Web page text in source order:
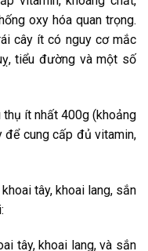
oxy hóa quan trọng.
cây ít có nguy cơ mắc
tiểu đường và một số
thụ ít nhất 400g (khoảng
để cung cấp đủ vitamin,
tây, khoai lang, sắn
tây, khoai lang, và sắn